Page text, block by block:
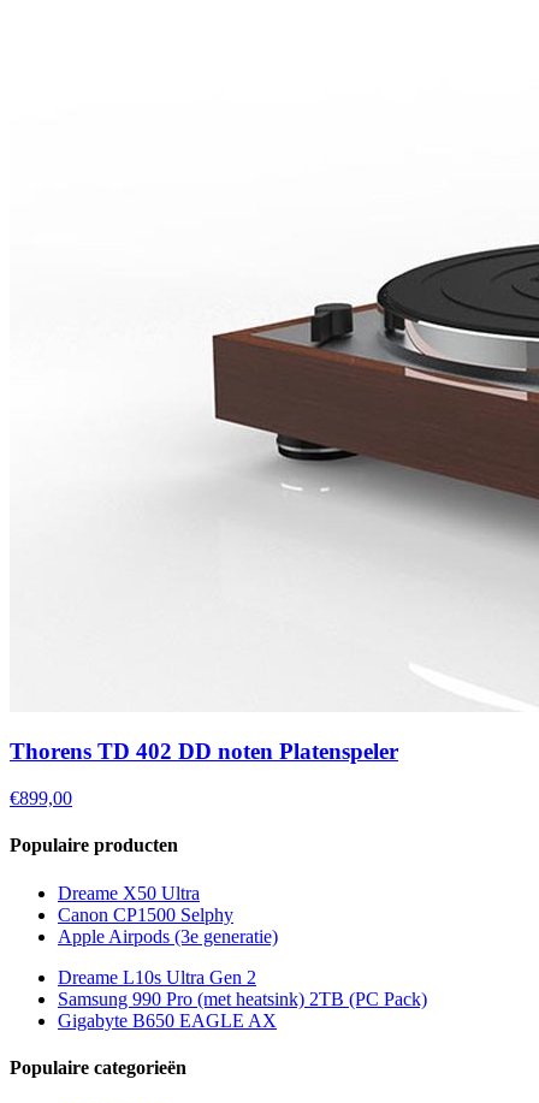
Thorens TD 402 DD noten Platenspeler
€899,00
Populaire producten
Dreame X50 Ultra
Canon CP1500 Selphy
Apple Airpods (3e generatie)
Dreame L10s Ultra Gen 2
Samsung 990 Pro (met heatsink) 2TB (PC Pack)
Gigabyte B650 EAGLE AX
Populaire categorieën